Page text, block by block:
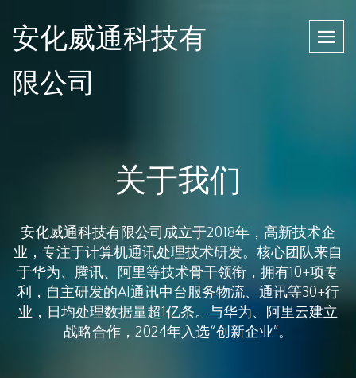
安化威通科技有
限公司
关于我们
安化威通科技有限公司成立于2018年，高新技术企
业，专注于计算机通讯处理技术研发。核心团队来自
于华为、腾讯、阿里等技术骨干领衔，拥有10+项专
利，自主研发的AI通讯中台服务物流、通讯等30+行
业，日均处理数据量超1亿条。与华为、阿里云建立
战略合作，2024年入选“创新企业”。